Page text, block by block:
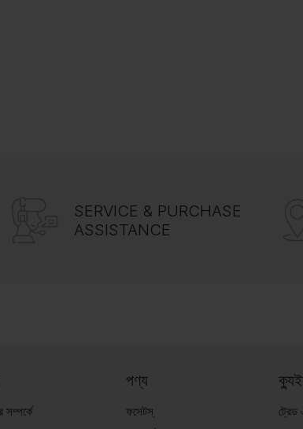
SERVICE & PURCHASE
ASSISTANCE
পণ্য
ফসেটস্
ট্রেড